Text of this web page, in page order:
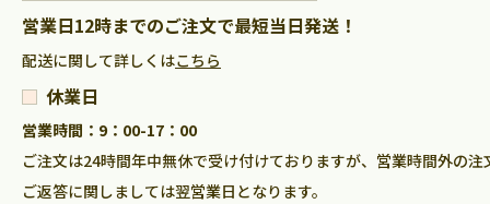
営業日12時までのご注文で最短当日発送！
配送に関して詳しくはこちら
休業日
営業時間：9：00-17：00
ご注文は24時間年中無休で受け付けておりますが、営業時間外の
ご返答に関しましては翌営業日となります。